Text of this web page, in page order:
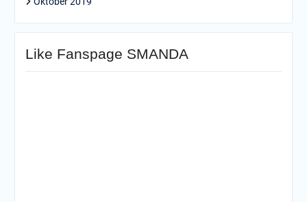
Like Fanspage SMANDA